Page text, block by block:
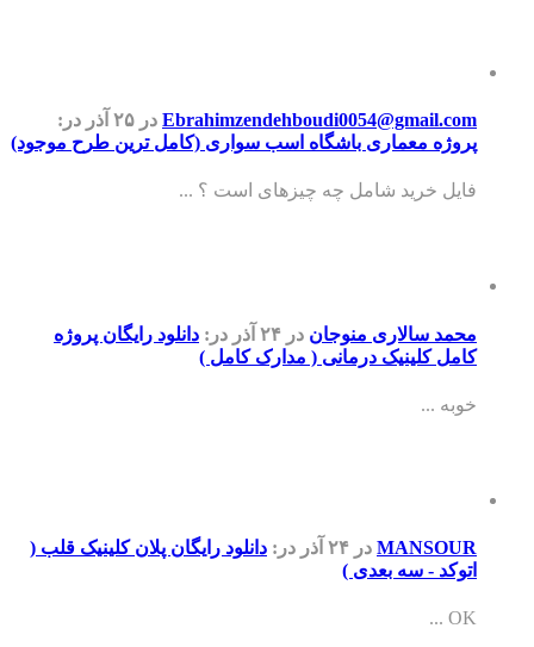
Ebrahimzendehboudi0054@gmail.com در ۲۵ آذر
در:
پروژه معماری باشگاه اسب سواری (کامل ترین طرح موجود)
فایل خرید شامل چه چیزهای است ؟ ...
محمد سالاری منوجان در ۲۴ آذر در: دانلود رایگان پروژه
کامل کلینیک درمانی ( مدارک کامل )
خوبه ...
MANSOUR در ۲۴ آذر در: دانلود رایگان پلان کلینیک قلب (
اتوکد - سه بعدی )
OK ...